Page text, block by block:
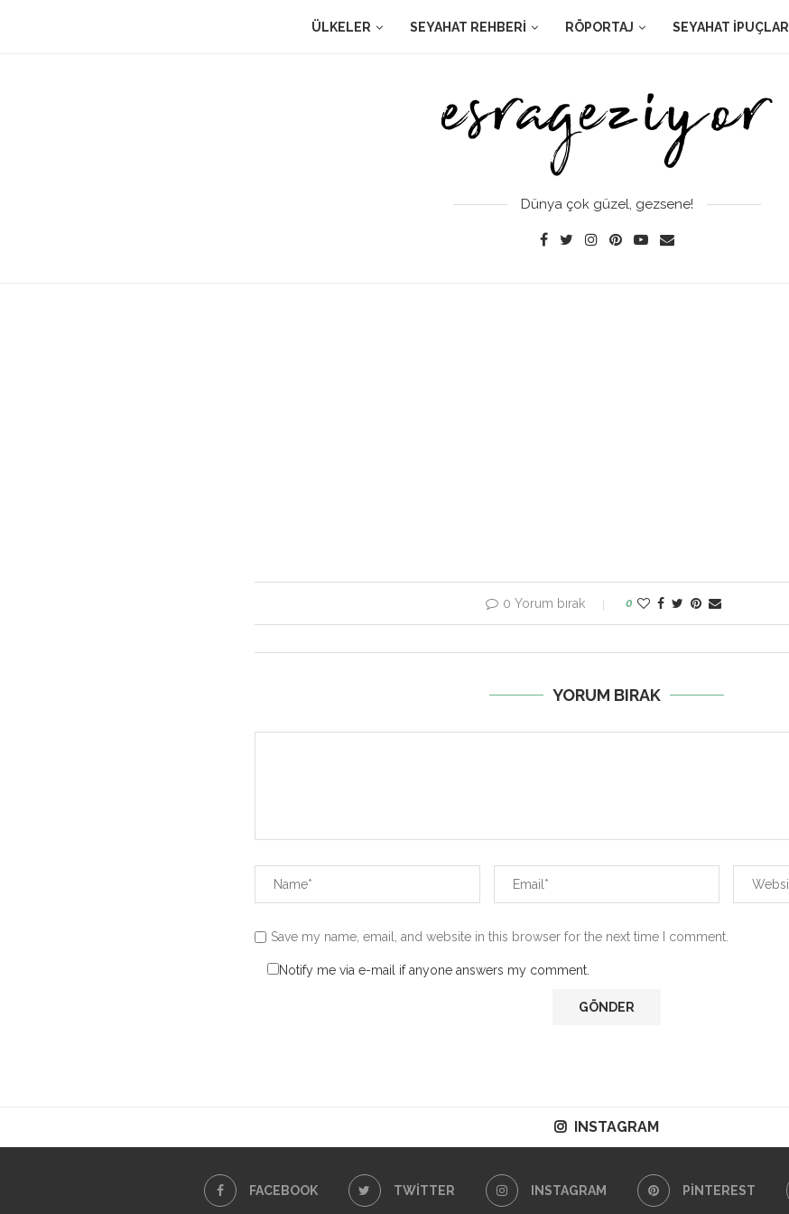
ÜLKELER SEYAHAT REHBERI RÖPORTAJ SEYAHAT İPUÇLARI
Dünya çok güzel, gezsene!
0 Yorum bırak 0
YORUM BIRAK
Save my name, email, and website in this browser for the next time I comment.
Notify me via e-mail if anyone answers my comment.
INSTAGRAM
FACEBOOK TWITTER INSTAGRAM PINTEREST